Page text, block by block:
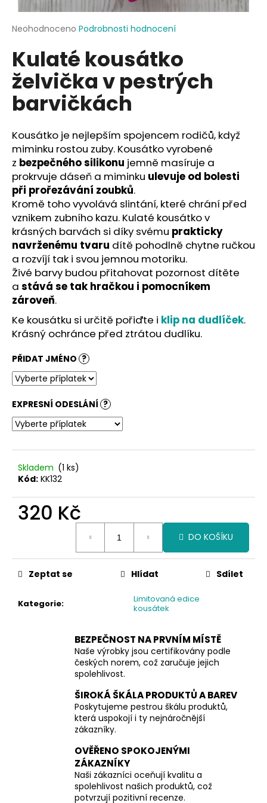
Průměrné
produktu
je
0,0
z
5
hvězdiček.
Neohodnoceno Podrobnosti hodnocení
Kulaté kousátko
želvička v pestrých
barvičkách
Kousátko je nejlepším spojencem rodičů, když
miminku rostou zuby. Kousátko vyrobené
z bezpečného silikonu jemně masíruje a
prokrvuje dáseň a miminku ulevuje od bolesti
při prořezávání zoubků.
Kromě toho vyvolává slintání, které chrání před
vznikem zubního kazu. Kulaté kousátko v
krásných barvách si díky svému prakticky
navrženému tvaru dítě pohodlně chytne ručkou
a rozvíjí tak i svou jemnou motoriku.
Živé barvy budou přitahovat pozornost dítěte
a stává se tak hračkou i pomocníkem
zároveň.
Ke kousátku si určitě pořiďte i klip na dudlíček.
Krásný ochránce před ztrátou dudlíku.
PŘIDAT JMÉNO ?
EXPRESNÍ ODESLÁNÍ ?
Skladem (1 ks)
Kód: KK132
320 Kč
DO KOŠÍKU
Kategorie:
Limitovaná edice
kousátek
Zeptat se Hlídat Sdílet
BEZPEČNOST NA PRVNÍM MÍSTĚ
Naše výrobky jsou certifikovány podle
českých norem, což zaručuje jejich
spolehlivost.
ŠIROKÁ ŠKÁLA PRODUKTŮ A BAREV
Poskytujeme pestrou škálu produktů,
která uspokojí i ty nejnáročnější
zákazníky.
OVĚŘENO SPOKOJENÝMI
ZÁKAZNÍKY
Naši zákazníci oceňují kvalitu a
spolehlivost našich produktů, což
potvrzují pozitivní recenze.
a
j
t
?
HLEDAT
D
o
p
o
r
u
č
u
j
e
m
e